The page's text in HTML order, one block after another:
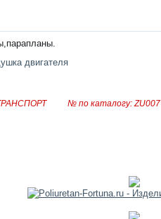
№ по каталогу: ZU007